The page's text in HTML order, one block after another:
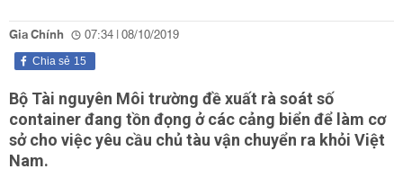
Gia Chính 07:34 | 08/10/2019
15
Chia sẻ
Bộ Tài nguyên Môi trường đề xuất rà soát số
container đang tồn đọng ở các cảng biển để làm cơ
sở cho việc yêu cầu chủ tàu vận chuyển ra khỏi Việt
Nam.